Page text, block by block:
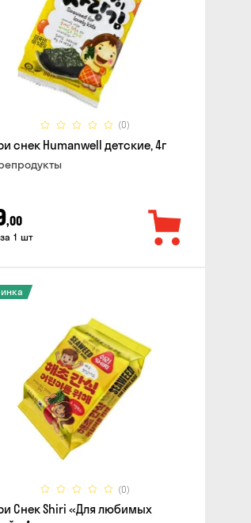
(0)
снек Humanwell детские, 4г
,00
1 шт
(0)
Снек Shiri «Для любимых